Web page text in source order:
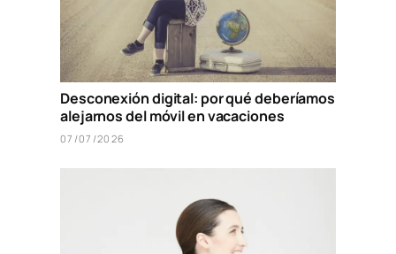
Desconexión digital: por qué deberíamos
alejarnos del móvil en vacaciones
07/07/2026